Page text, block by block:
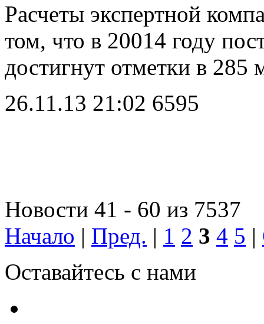
Расчеты экспертной
том, что в 20014 году
достигнут отметки в
26.11.13 21:02 6595
Новости 41 - 60 из 7537
Начало | Пред. | 1 2 3 4 5 |
Оставайтесь с нами